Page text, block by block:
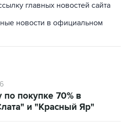
главных новостей сайта
новости в официальном
покупке 70% в
и "Красный Яр"